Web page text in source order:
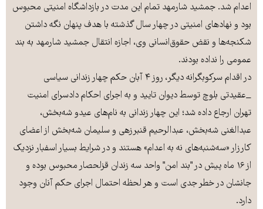
اعدام شد. جمشید شارمهد تمام این مدت در بازداشگاه امنیتی محبوس
بود و نهادهای امنیتی در چهار سال گذشته با هدف پنهان نگه داشتن
شکنجه‌ها و نقض حقوق‌انسانی وی، اجازه انتقال جمشید شارمهد به بند
عمومی را نداده بودند.
در اقدام سرکوبگرانه دیگر، روز ۴ آبان حکم چهار زندانی سیاسی
_عقیدتی بلوچ توسط دیوان تایید و به اجرای احکام دادسرای امنیت
تهران ارجاع داده شد؛ این چهار زندانی به نام‌های عیدو شه‌بخش،
عبدالغنی شه‌بخش، عبدالرحیم قنبرزهی و سلیمان شه‌بخش از اعضای
کارزار «سه‌شنبه‌های نه به اعدام» هستند و در شرایط بسیار اسفبار نزدیک
از ۱۶ ماه پیش در "بند امن" واحد سه زندان قزلحصار محبوس بوده و
جانشان در خطر جدی است و هر لحظه احتمال اجرای حکم آنان وجود
دارد.